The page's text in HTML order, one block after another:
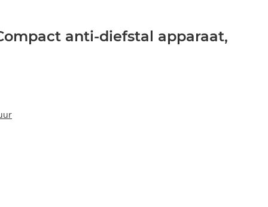
anti-diefstal apparaat,